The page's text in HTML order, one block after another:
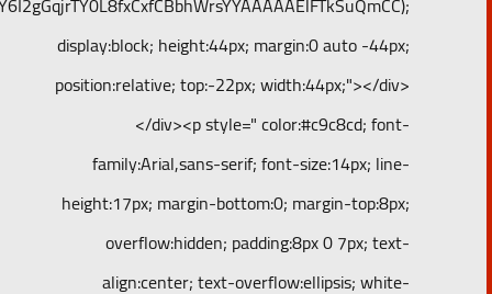
display:block; height:44px; margin:0 auto -44px;
position:relative; top:-22px; width:44px;"></div>
</div><p style=" color:#c9c8cd; font-
family:Arial,sans-serif; font-size:14px; line-
height:17px; margin-bottom:0; margin-top:8px;
overflow:hidden; padding:8px 0 7px; text-
align:center; text-overflow:ellipsis; white-